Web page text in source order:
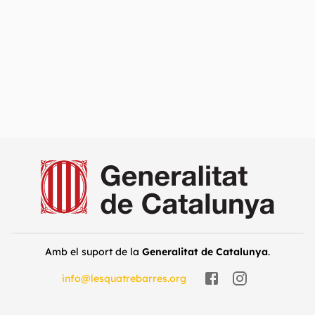
Amb el suport de la Generalitat de Catalunya.
info@lesquatrebarres.org